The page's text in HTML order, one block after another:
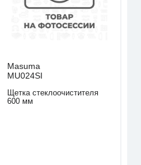
Masuma
MU024SI
Щетка стеклоочистителя
600 мм